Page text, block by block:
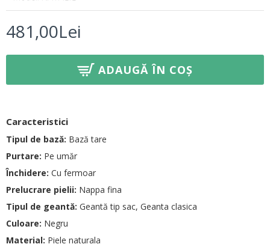
481,00Lei
ADAUGĂ ÎN COȘ
Caracteristici
Tipul de bază: Bază tare
Purtare: Pe umăr
Închidere: Cu fermoar
Prelucrare pielii: Nappa fina
Tipul de geantă: Geantă tip sac, Geanta clasica
Culoare: Negru
Material: Piele naturala